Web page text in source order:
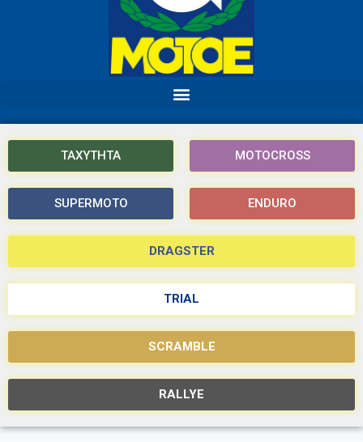
ΤΑΧΥΤΗΤΑ MOTOCROSS
SUPERMOTO ENDURO
DRAGSTER
TRIAL
SCRAMBLE
RALLYE